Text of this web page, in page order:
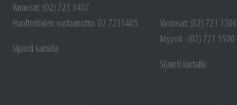
Varaosat: (02) 721 1407
Huoltotöiden vastaanotto: 02 7211405
Sijainti kartalla
Varaosat: (02) 721 1506
Myynti : (02) 721 1500
Sijainti kartalla